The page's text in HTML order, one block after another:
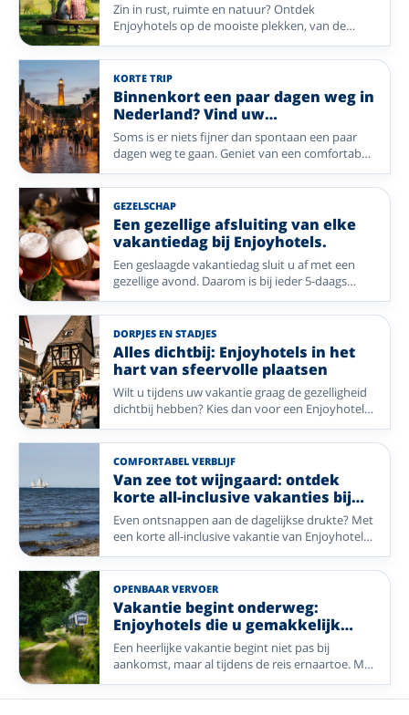
Zin in rust, ruimte en natuur? Ontdek
Enjoyhotels op de mooiste plekken, van de
Veluwe en Achterhoek tot de Wadden, het
Sauerland, de Lüneburger Heide, de Ardennen
en de Franse Noord-Vogezen. Wandel door
bossen en over heidevelden, adem de frisse
zeelucht in of geniet van glooiende
landschappen. Na een dag buiten wacht uw
sfeervolle Enjoyhotel.
KORTE TRIP
Binnenkort een paar dagen weg in
Nederland? Vind uw
Enjoyvakantie; van eilandleven tot
wellness
Soms is er niets fijner dan spontaan een paar
dagen weg te gaan. Geniet van een comfortabel
verblijf, heerlijke maaltijden, gezellig
entertainment en de persoonlijke gastvrijheid
van een Enjoyhotel. Of u nu kiest voor de
Waddeneilanden of een sfeervolle stad: uw
ontspannen vakantie begint hier.
GEZELSCHAP
Een gezellige afsluiting van elke
vakantiedag bij Enjoyhotels.
Een geslaagde vakantiedag sluit u af met een
gezellige avond. Daarom is bij ieder 5-daags
alles-inclusief-arrangement van Enjoyhotels een
avondprogramma inbegrepen. Van live muziek
en bingo tot een ontspannen wandeling of een
wijnproeverij: elk hotel geeft hier zijn eigen
invulling aan. Op deze pagina vergelijkt u acht
hotels in Nederland, België en Duitsland met
ieder een eigen, sfeervol avondprogramma.
DORPJES EN STADJES
Alles dichtbij: Enjoyhotels in het
hart van sfeervolle plaatsen
Wilt u tijdens uw vakantie graag de gezelligheid
dichtbij hebben? Kies dan voor een Enjoyhotel
in of nabij het centrum. Van historische pleinen
en sfeervolle winkelstraten tot gezellige
dorpskernen: stap de deur uit en ontdek direct
de charme van uw vakantiebestemming. Geniet
van comfort, gastvrijheid en alle mooie plekken
die op loopafstand liggen.
COMFORTABEL VERBLIJF
Van zee tot wijngaard: ontdek
korte all-inclusive vakanties bij
Enjoyhotels
Even ontsnappen aan de dagelijkse drukte? Met
een korte all-inclusive vakantie van Enjoyhotels
geniet u in een paar dagen van alles wat een
vakantie bijzonder maakt. Van frisse zeelucht op
de Waddeneilanden tot prachtige landschappen
en gezellige plaatsen in Duitsland en België: uw
verblijf is compleet verzorgd, zodat u alleen nog
hoeft te genieten.
OPENBAAR VERVOER
Vakantie begint onderweg:
Enjoyhotels die u gemakkelijk
bereikt met het OV
Een heerlijke vakantie begint niet pas bij
aankomst, maar al tijdens de reis ernaartoe. Met
deze selectie Enjoyhotels reist u comfortabel
met het openbaar vervoer naar bijzondere